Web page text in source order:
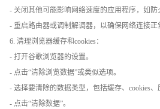
- 关闭其他可能影响网络速度的应用程序，如防
- 重启路由器或调制解调器，以确保网络连接正
6. 清理浏览器缓存和cookies：
- 打开谷歌浏览器的设置。
- 点击“清除浏览数据”或类似选项。
- 选择要清除的数据类型，包括缓存、cookies、
- 点击“清除数据”。